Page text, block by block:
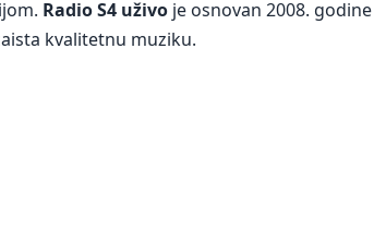
Radio S4 uživo je osnovan 2008.
kvalitetnu muziku.